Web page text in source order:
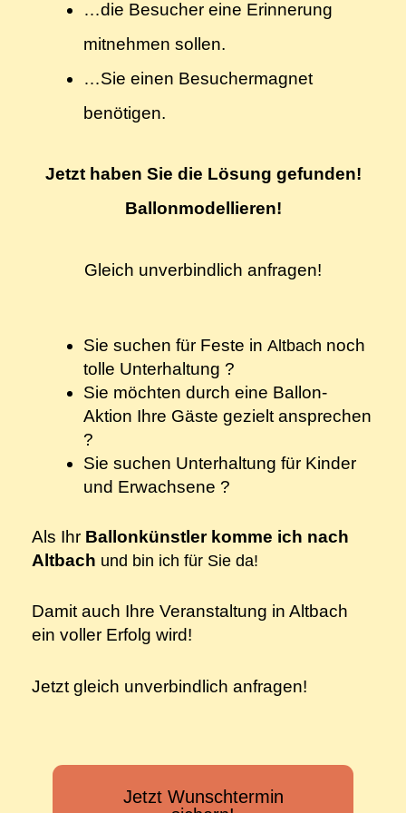
…die Besucher eine Erinnerung
mitnehmen sollen.
…Sie einen Besuchermagnet
benötigen.
Jetzt haben Sie die Lösung gefunden!
Ballonmodellieren!
Gleich unverbindlich anfragen!
Sie suchen für Feste inAltbach noch
tolle Unterhaltung ?
Sie möchten durch eine Ballon-
Aktion Ihre Gäste gezielt ansprechen
?
Sie suchen Unterhaltung für Kinder
und Erwachsene ?
Als Ihr Ballonkünstler komme ich nach
Altbach und bin ich für Sie da!
Damit auch Ihre Veranstaltung in Altbach
ein voller Erfolg wird!
Jetzt gleich unverbindlich anfragen!
Jetzt Wunschtermin